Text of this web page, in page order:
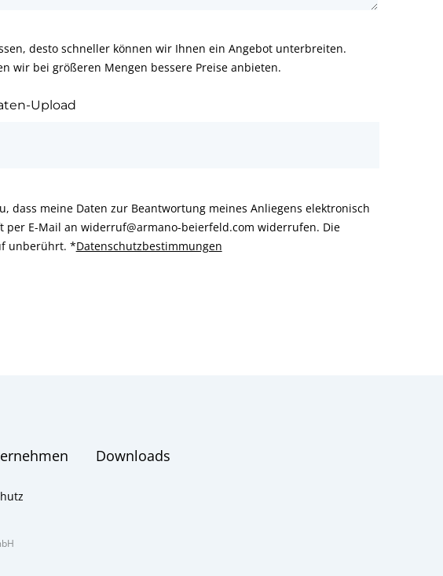
desto schneller können wir Ihnen ein Angebot unterbreiten.
wir bei größeren Mengen bessere Preise anbieten.
Upload
meine Daten zur Beantwortung meines Anliegens elektronisch
E-Mail an widerruf@armano-beierfeld.com widerrufen. Die
unberührt. *Datenschutzbestimmungen
Downloads